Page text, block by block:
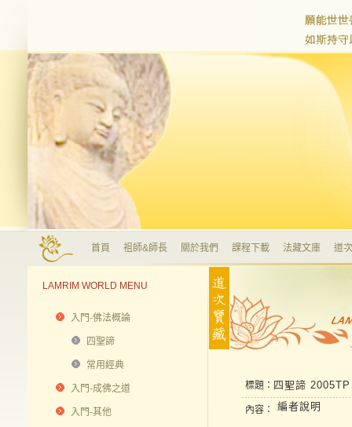
首頁 祖師&師長 關於我們 課程下載 法藏文庫 道
LAMRIM WORLD MENU
入門-佛法概論
四聖諦
常用經典
入門-成佛之道
入門-其他
標題： 四聖諦
內容： 編者說明